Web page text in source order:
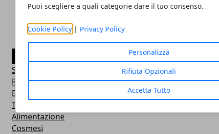
Puoi scegliere a quali categorie dare il tuo consenso.
Cookie Policy| Privacy Policy
Personalizza
Rifiuta Opzionali
Accetta Tutto
Senza categoria
Rimedi naturali
Bevande
Tisane
Alimentazione
Cosmesi